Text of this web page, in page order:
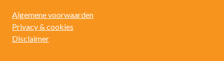
Algemene voorwaarden
Privacy & cookies
Disclaimer